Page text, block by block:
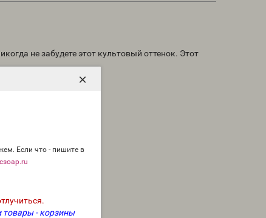
Если что - пишите в
товары - корзины
×
не забудете этот культовый оттенок. Этот